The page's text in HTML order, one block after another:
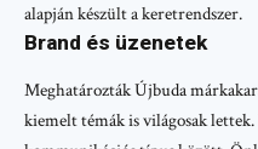
alapján készült a keretrendszer.
Brand és üzenetek
Meghatározták Újbuda
kiemelt témák is világosak